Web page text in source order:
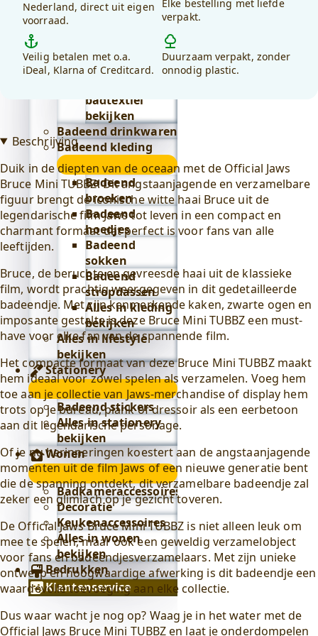
Lifestyle
Badeend badtextiel
submenu
Badjassen
badtextiel
bekijken
Badeend drinkwaren
Badeend kleding
submenu
Badeend
broeken
Badeend
hoedjes
Badeend
sokken
Badeend
stropdassen
Alles in kleding
bekijken
Alles in lifestyle
bekijken
Stationery
Stationery
submenu
Badeend stickers
Alles in stationery
bekijken
Wonen
Wonen
submenu
Badkameraccessoires
Decoratie
Keukenaccessoires
Alles in wonen
bekijken
Bedrukken
Klantenservice
voor
debadeend.nl?
Nederland, direct uit eigen
voorraad.
Elke bestelling met liefde
verpakt.
Veilig betalen met o.a.
iDeal, Klarna of Creditcard.
Duurzaam verpakt, zonder
onnodig plastic.
Beschrijving
Duik in de diepten van de oceaan met de Official Jaws
Bruce Mini TUBBZ! Dit angstaanjagende en verzamelbare
figuur brengt de iconische witte haai Bruce uit de
legendarische film Jaws tot leven in een compact en
charmant formaat dat perfect is voor fans van alle
leeftijden.
Bruce, de beruchte en gevreesde haai uit de klassieke
film, wordt prachtig weergegeven in dit gedetailleerde
badeendje. Met zijn kenmerkende kaken, zwarte ogen en
imposante gestalte is deze Bruce Mini TUBBZ een must-
have voor elke fan van de spannende film.
Het compacte formaat van deze Bruce Mini TUBBZ maakt
hem ideaal voor zowel spelen als verzamelen. Voeg hem
toe aan je collectie van Jaws-merchandise of display hem
trots op je bureau, plank of dressoir als een eerbetoon
aan dit legendarische personage.
Of je nu herinneringen koestert aan de angstaanjagende
momenten uit de film Jaws of een nieuwe generatie bent
die de spanning ontdekt, dit verzamelbare badeendje zal
zeker een glimlach op je gezicht toveren.
De Official Jaws Bruce Mini TUBBZ is niet alleen leuk om
mee te spelen, maar ook een geweldig verzamelobject
voor fans en badeendjesverzamelaars. Met zijn unieke
ontwerp en hoogwaardige afwerking is dit badeendje een
waardevolle toevoeging aan elke collectie.
Dus waar wacht je nog op? Waag je in het water met de
Official Jaws Bruce Mini TUBBZ en laat je onderdompelen